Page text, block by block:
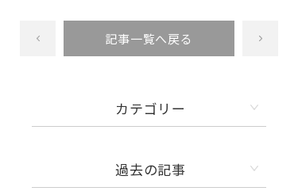
記事一覧へ戻る
カテゴリー
過去の記事